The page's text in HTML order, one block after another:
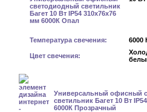
Температура свечения: 6000
Цвет свечения:
Универсальный офисный
светильник Багет 10 Вт
6000К Прозрачный